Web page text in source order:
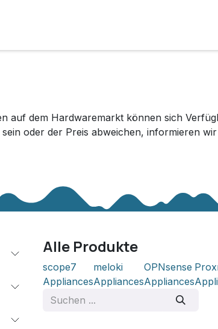
auf dem Hardwaremarkt können sich
oder der Preis abweichen, informieren
Alle Produkte
scope7
Appliances
meloki
Appliances
OPNsense
Appliances